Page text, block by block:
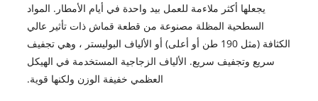
يجعلها أكثر ملاءمة للعمل بيد واحدة في أيام الأمطار. المواد
السطحية المظلة مصنوعة من قطعة قماش ذات تأثير عالي
الكثافة (مثل 190 طن أو أعلى) أو الألياف البوليستر ، وهي تجفيف
سريع وتجفيف سريع. الألياف الزجاجية المستخدمة في الهيكل
العظمي خفيفة الوزن ولكنها قوية.